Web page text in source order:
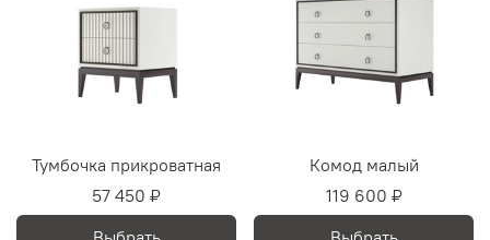
Тумбочка прикроватная
57 450 ₽
Комод малый
119 600 ₽